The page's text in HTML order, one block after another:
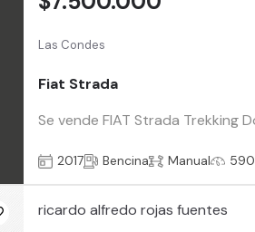
Las Condes
Fiat Strada
Se vende FIAT Strada Trekking
2017 Bencina Manual
ricardo alfredo rojas fuentes